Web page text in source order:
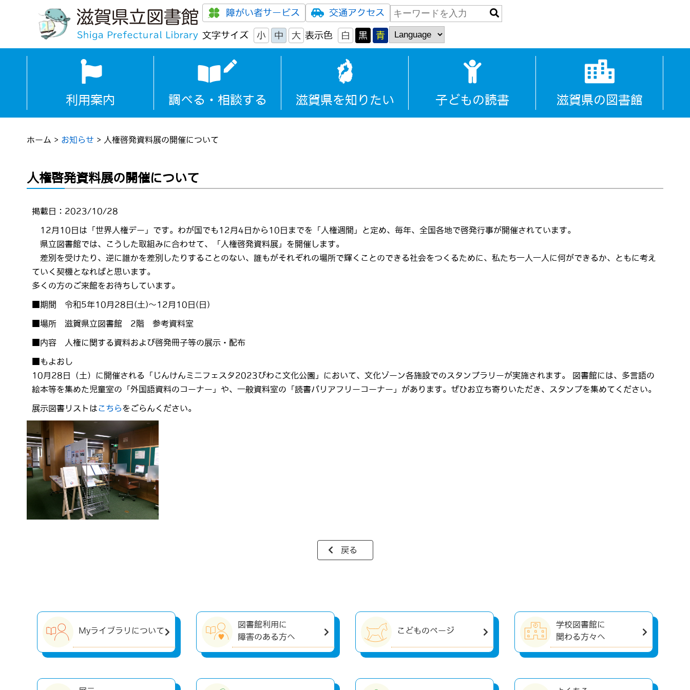
障がい者サービス 交通アクセス
文字サイズ 小 中 大 表示色 白 黒 青
利用案内 調べる・相談する 滋賀県を知りたい 子どもの読書 滋賀県の図書館
ホーム > お知らせ > 人権啓発資料展の開催について
人権啓発資料展の開催について
掲載日：2023/10/28
12月10日は「世界人権デー」です。わが国でも12月4日から10日までを「人権週間」と定め、毎年、全国各地で啓発行事が開催されています。
県立図書館では、こうした取組みに合わせて、「人権啓発資料展」を開催します。
差別を受けたり、逆に誰かを差別したりすることのない、誰もがそれぞれの場所で輝くことのできる社会をつくるために、私たち一人一人に何ができるか、ともに考え
ていく契機となればと思います。
多くの方のご来館をお待ちしています。
■期間 令和5年10月28日(土)～12月10日(日)
■場所 滋賀県立図書館 2階 参考資料室
■内容 人権に関する資料および啓発冊子等の展示・配布
■もよおし
10月28日（土）に開催される「じんけんミニフェスタ2023びわこ文化公園」において、文化ゾーン各施設でのスタンプラリーが実施されます。 図書館には、多言語の
絵本等を集めた児童室の「外国語資料のコーナー」や、一般資料室の「読書バリアフリーコーナー」があります。ぜひお立ち寄りいただき、スタンプを集めてください。
展示図書リストはこちらをごらんください。
戻る
Myライブラリについて
図書館利用に
障害のある方へ
こどものページ
学校図書館に
関わる方々へ